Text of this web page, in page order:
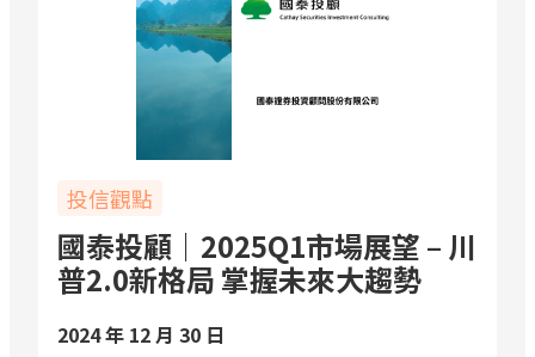
投信觀點
國泰投顧｜2025Q1市場展望 – 川
普2.0新格局 掌握未來大趨勢
2024 年 12 月 30 日